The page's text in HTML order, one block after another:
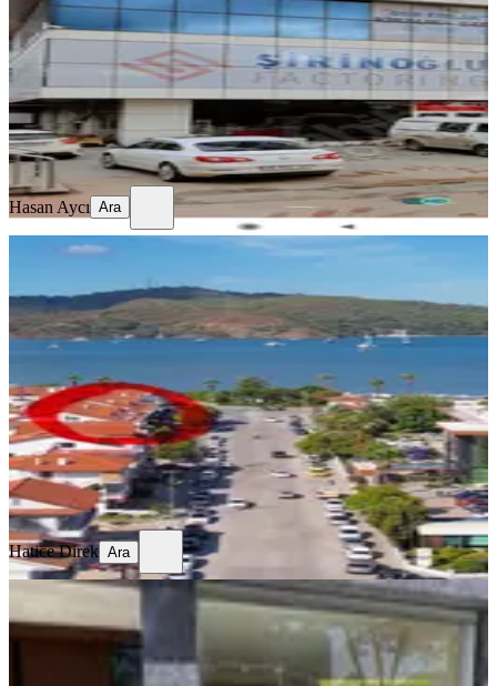
2 Oda·65 m² 1. Kat·06.08.2026
28.000 ₺
Hasan Aycı
Ara
Hasan Aycı Ara
Kiralık İşyeri
Muğla, Fethiye
200 m²· Çatı Dubleks 06.08.2026
150.000 ₺
Hatice Direk
Ara
Hatice Direk Ara
Sahibinden 45m² Fındıkzade
Tramvay Durağı Millet Cad. Sıfır
Kiralık Dükkan Ofis Yeni